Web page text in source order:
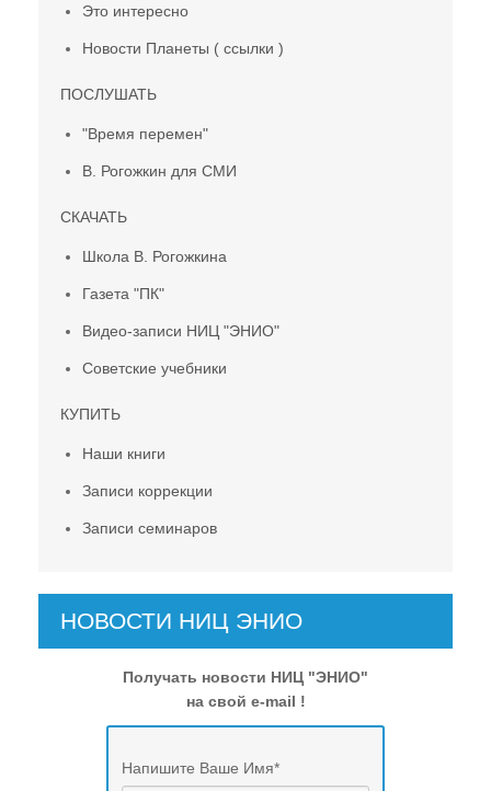
Это интересно
Новости Планеты ( ссылки )
ПОСЛУШАТЬ
"Время перемен"
В. Рогожкин для СМИ
СКАЧАТЬ
Школа В. Рогожкина
Газета "ПК"
Видео-записи НИЦ "ЭНИО"
Советские учебники
КУПИТЬ
Наши книги
Записи коррекции
Записи семинаров
НОВОСТИ НИЦ ЭНИО
Получать новости НИЦ "ЭНИО"
на свой e-mail !
Напишите Ваше Имя*